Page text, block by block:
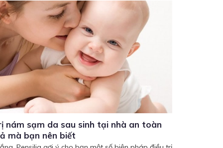
nám sạm da sau sinh tại nhà an toàn
mà bạn nên biết